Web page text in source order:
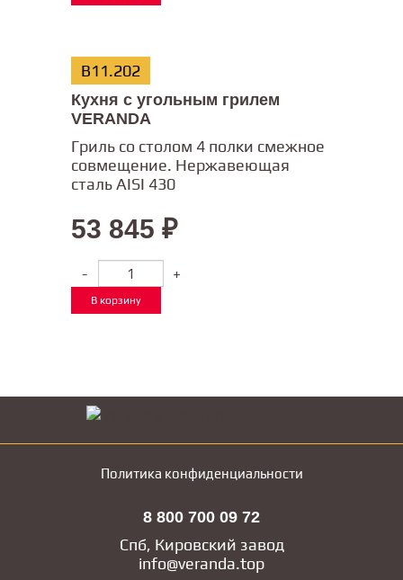
В11.202
Кухня с угольным грилем
VERANDA
Гриль со столом 4 полки смежное
совмещение. Нержавеющая
сталь AISI 430
53 845 ₽
- +
В корзину
Политика конфиденциальности
8 800 700 09 72
Спб, Кировский завод
info@veranda.top